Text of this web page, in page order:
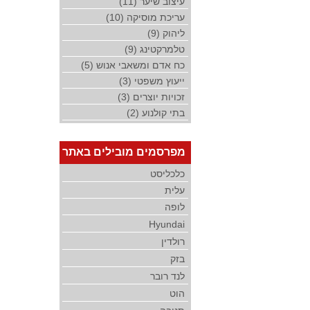
עריכת מוסיקה (10)
ליהוק (9)
טלמרקטינג (9)
כח אדם ומשאבי אנוש (5)
ייעוץ משפטי (3)
זכויות יוצרים (3)
בתי קולנוע (2)
מפרסמים מובילים באתר
כלכליסט
עלית
לופה
Hyundai
רולדין
בזק
לנד רובר
הוט